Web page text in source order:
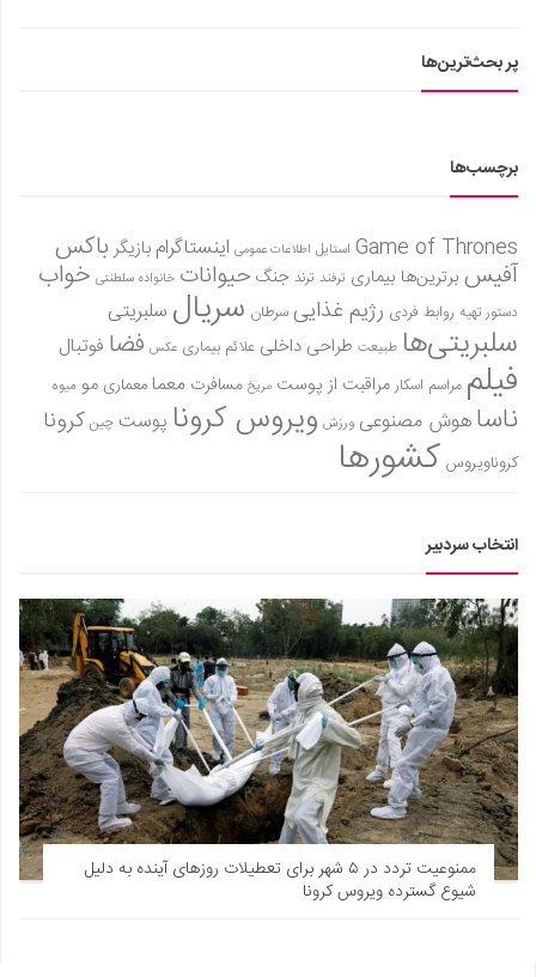
پر بحث‌ترین‌ها
برچسب‌ها
Game of Thrones استایل اطلاعات عمومی اینستاگرام بازیگر باکس
آفیس برترین‌ها بیماری ترفند ترند جنگ حیوانات خانواده سلطنتی خواب
دستور تهیه روابط فردی رژیم غذاییسرطان سریال سلبریتی
سلبریتی‌ها طبیعت طراحی داخلی علائم بیماری عکس فضا فوتبال
فیلم مراسم اسکارمراقبت از پوست مریخ مسافرت معمامعماری مو میوه
ناساهوش مصنوعی ورزش ویروس کرونا پوست چین کرونا
کروناویروس کشورها
انتخاب سردبیر
ممنوعیت تردد در ۵ شهر برای تعطیلات روزهای آینده به دلیل
شیوع گسترده ویروس کرونا